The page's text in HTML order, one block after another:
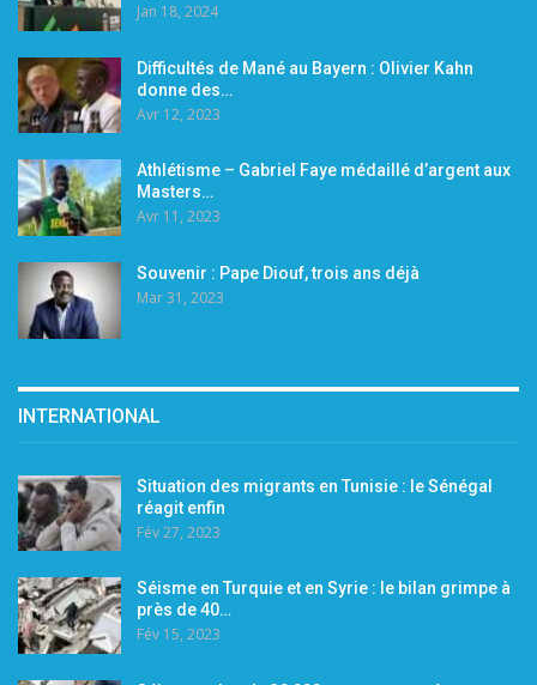
Jan 18, 2024
Difficultés de Mané au Bayern : Olivier Kahn
donne des…
Avr 12, 2023
Athlétisme – Gabriel Faye médaillé d’argent aux
Masters…
Avr 11, 2023
Souvenir : Pape Diouf, trois ans déjà
Mar 31, 2023
INTERNATIONAL
Situation des migrants en Tunisie : le Sénégal
réagit enfin
Fév 27, 2023
Séisme en Turquie et en Syrie : le bilan grimpe à
près de 40…
Fév 15, 2023